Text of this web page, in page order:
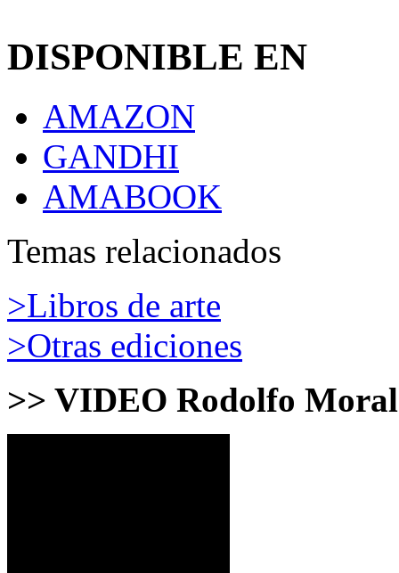
DISPONIBLE EN
AMAZON
GANDHI
AMABOOK
Temas relacionados
>Libros de arte
>Otras ediciones
>> VIDEO Rodolfo